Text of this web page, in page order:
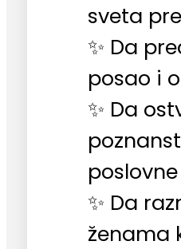
sveta
✨ Da
posao i
✨ Da
✨ Da
ženama